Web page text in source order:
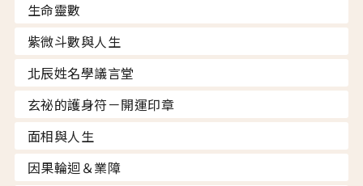
生命靈數
紫微斗數與人生
北辰姓名學議言堂
玄祕的護身符－開運印章
面相與人生
因果輪迴＆業障